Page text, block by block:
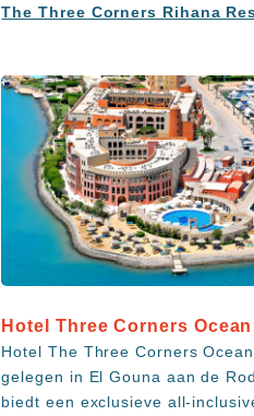
The Three Corners Rihana
Hotel Three Corners
Hotel The Three Corners Ocean
gelegen in El Gouna aan de
biedt een exclusieve all-